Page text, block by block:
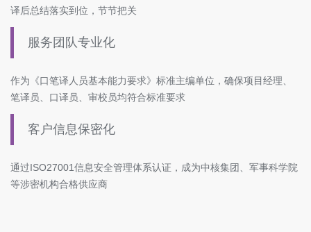
译后总结落实到位，节节把关
服务团队专业化
作为《口笔译人员基本能力要求》标准主编单位，确保项目经理、
笔译员、口译员、审校员均符合标准要求
客户信息保密化
通过ISO27001信息安全管理体系认证，成为中核集团、军事科学院
等涉密机构合格供应商